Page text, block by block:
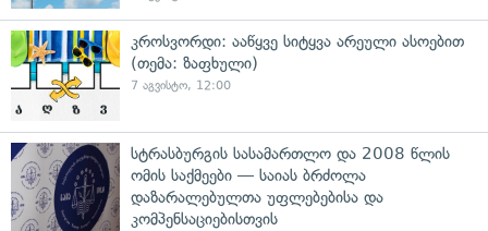
კროსვორდი: ააწყვე სიტყვა არეული ასოებით
(თემა: ზაფხული)
7 აგვისტო, 12:00
სტრასბურგის სასამართლო და 2008 წლის
ომის საქმეები — საიას ბრძოლა
დაზარალებულთა უფლებებისა და
კომპენსაციებისთვის